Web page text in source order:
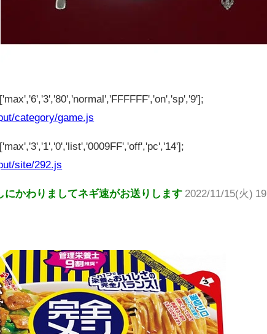
category/game.js
site/292.js
にかわりましてネギ速がお送りします 2022/11/15(火)